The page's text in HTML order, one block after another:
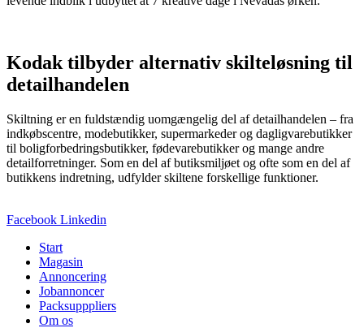
Kodak tilbyder alternativ skilteløsning til
detailhandelen
Skiltning er en fuldstændig uomgængelig del af detailhandelen – fra
indkøbscentre, modebutikker, supermarkeder og dagligvarebutikker
til boligforbedringsbutikker, fødevarebutikker og mange andre
detailforretninger. Som en del af butiksmiljøet og ofte som en del af
butikkens indretning, udfylder skiltene forskellige funktioner.
Facebook Linkedin
Start
Magasin
Annoncering
Jobannoncer
Packsupppliers
Om os